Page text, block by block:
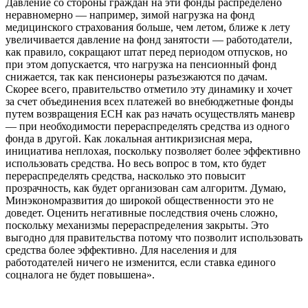
Давление со стороны граждан на эти фонды распределено
неравномерно — например, зимой нагрузка на фонд
медицинского страхования больше, чем летом, ближе к лету
увеличивается давление на фонд занятости — работодатели,
как правило, сокращают штат перед периодом отпусков, но
при этом допускается, что нагрузка на пенсионный фонд
снижается, так как пенсионеры разъезжаются по дачам.
Скорее всего, правительство отметило эту динамику и хочет
за счет объединения всех платежей во внебюджетные фонды
путем возвращения ЕСН как раз начать осуществлять маневр
— при необходимости перераспределять средства из одного
фонда в другой. Как локальная антикризисная мера,
инициатива неплохая, поскольку позволяет более эффективно
использовать средства. Но весь вопрос в том, кто будет
перераспределять средства, насколько это повысит
прозрачность, как будет организован сам алгоритм. Думаю,
Минэкономразвития до широкой общественности это не
доведет. Оценить негативные последствия очень сложно,
поскольку механизмы перераспределения закрыты. Это
выгодно для правительства потому что позволит использовать
средства более эффективно. Для населения и для
работодателей ничего не изменится, если ставка единого
соцналога не будет повышена».